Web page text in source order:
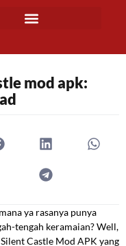
mod apk:
ya rasanya punya
tengah keramaian? Well,
Castle Mod APK yang